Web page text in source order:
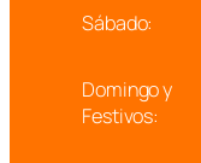
Sábado:
Domingo y
Festivos: